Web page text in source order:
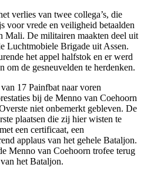
verlies van twee collega’s, die
voor vrede en veiligheid betaalden
De militairen maakten deel uit
Luchtmobiele Brigade uit Assen.
het appel halfstok en er werd
om de gesneuvelden te herdenken.
17 Painfbat naar voren
bij de Menno van Coehoorn
niet onbemerkt gebleven. De
plaatsen die zij hier wisten te
een certificaat, een
applaus van het gehele Bataljon.
Menno van Coehoorn trofee terug
het Bataljon.